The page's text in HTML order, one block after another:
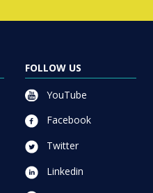
FOLLOW US
YouTube
Facebook
Twitter
Linkedin